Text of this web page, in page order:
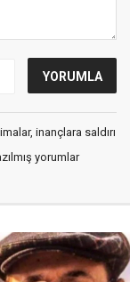
inançlara saldırı
yorumlar